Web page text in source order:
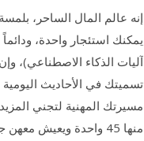
إنه عالم المال الساحر،
يمكنك استئجار واحدة،
آليات الذكاء الاصطناعي)،
تسميتك في الأحاديث
مسيرتك المهنية لتجني
منها 45 واحدة ويعيش